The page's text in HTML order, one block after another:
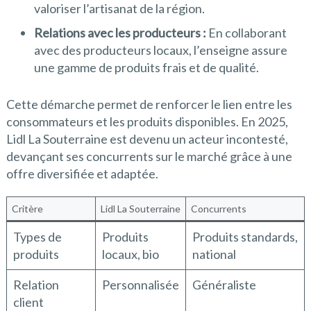
valoriser l’artisanat de la région.
Relations avec les producteurs : En collaborant
avec des producteurs locaux, l’enseigne assure
une gamme de produits frais et de qualité.
Cette démarche permet de renforcer le lien entre les
consommateurs et les produits disponibles. En 2025,
Lidl La Souterraine est devenu un acteur incontesté,
devançant ses concurrents sur le marché grâce à une
offre diversifiée et adaptée.
Critère Lidl La Souterraine Concurrents
Types de
produits
Produits
locaux, bio
Produits standards,
national
Relation
client
Personnalisée Généraliste